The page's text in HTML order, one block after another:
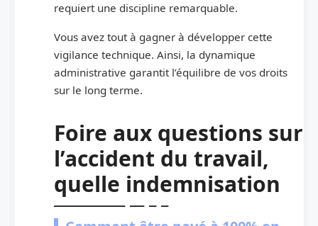
requiert une discipline remarquable.
Vous avez tout à gagner à développer cette
vigilance technique. Ainsi, la dynamique
administrative garantit l’équilibre de vos droits
sur le long terme.
Foire aux questions sur
l’accident du travail,
quelle indemnisation